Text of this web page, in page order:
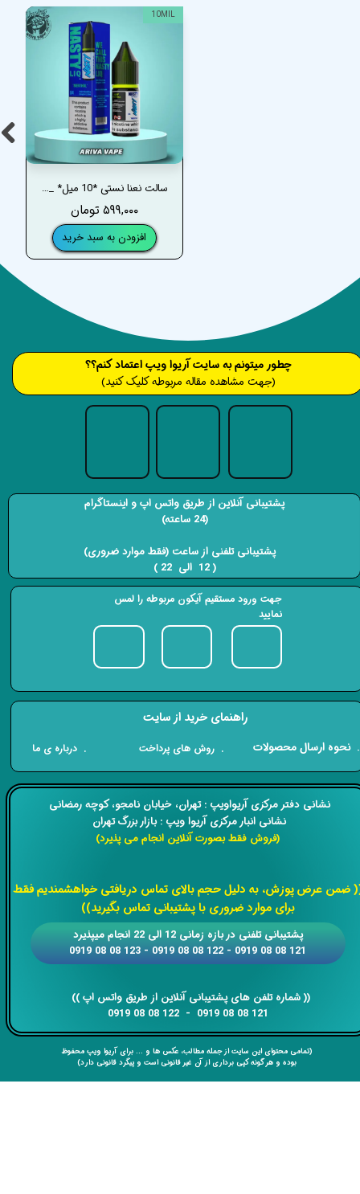
سالت نعنا نستی *10 میل* _ NASTY MENTHOL MINI SALT
۵۹۹,۰۰۰ تومان
افزودن به سبد خرید
10MIL
​​نشانی دفتر مرکزی آریواویپ : تهران، خیابان نامجو،کوچه رمضانی
نشانی انبار مرکزی آریوا ویپ : بازار بزرگ تهران
(فروش فقط بصورت آنلاین انجام می پذیرد)
ضمن عرض پوزش، به دلیل حجم بالای تماس دریافتی خواهشمندیم فقط
برای موارد ضروری با پشتیبانی تماس بگیرید))
​​​​​​​​​​​​​​(( ​​​​​​​شماره تلفن های پشتیبانی آنلاین از طریق واتس اپ ))
​​​​​​​121 08 08 0919 - 122 08 08 0919
​​پشتیبانی تلفنی در بازه زمانی 12 الی 22 انجام میپذیرد
121 08 08 0919 - 122 08 08 0919 - 123 08 08 0919
(تمامی محتوای این سایت از جمله مطالب، عکس ها و ... برای آریوا ویپ محفوظ
بوده و هر گونه کپی برداری از آن غیر قانونی است و پیگرد قانونی دارد)
​​​چطور میتونم به سایت آریوا ویپ اعتماد کنم؟؟
(جهت مشاهده مقاله مربوطه کلیک کنید)
راهنمای خرید از سایت
​. نحوه ارسال محصولات . روش های پرداخت . درباره ی ما
پشتیبانی آنلاین از طریق واتس اپ و اینستاگرام
(24 ساعته)
​​​​​​​ پشتیبانی تلفنی از ساعت (فقط موارد ضروری)
( 12 الی 22 ) ​​​​​​​
جهت ورود مستقیم آیکون مربوطه را لمس
نمایید